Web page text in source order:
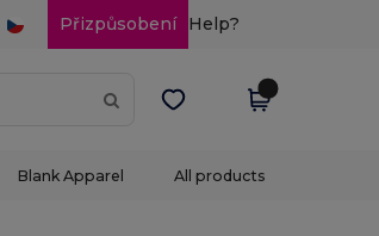
Přizpůsobení Help?
Blank Apparel All products